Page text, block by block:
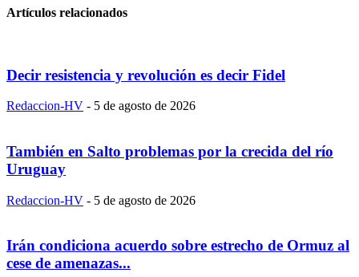
Artículos relacionados
Decir resistencia y revolución es decir Fidel
Redaccion-HV - 5 de agosto de 2026
También en Salto problemas por la crecida del río
Uruguay
Redaccion-HV - 5 de agosto de 2026
Irán condiciona acuerdo sobre estrecho de Ormuz al
cese de amenazas...